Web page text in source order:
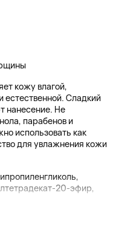
кожу влагой,
естественной. Сладкий
нанесение. Не
парабенов и
использовать как
для увлажнения кожи
20-эфир,